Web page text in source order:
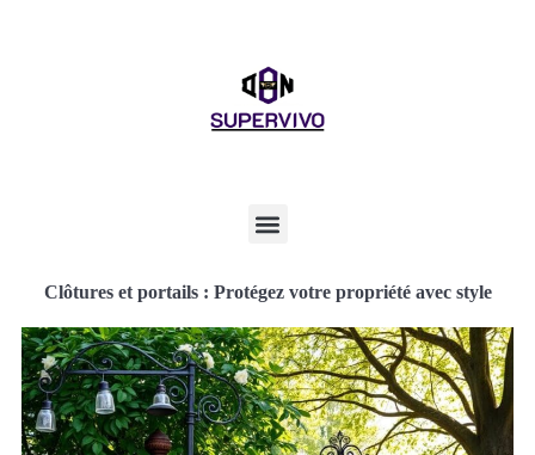
Clôtures et portails : Protégez votre propriété avec style